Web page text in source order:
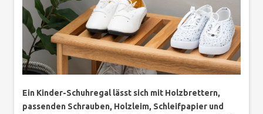
Ein Kinder-Schuhregal lässt sich mit Holzbrettern,
passenden Schrauben, Holzleim, Schleifpapier und